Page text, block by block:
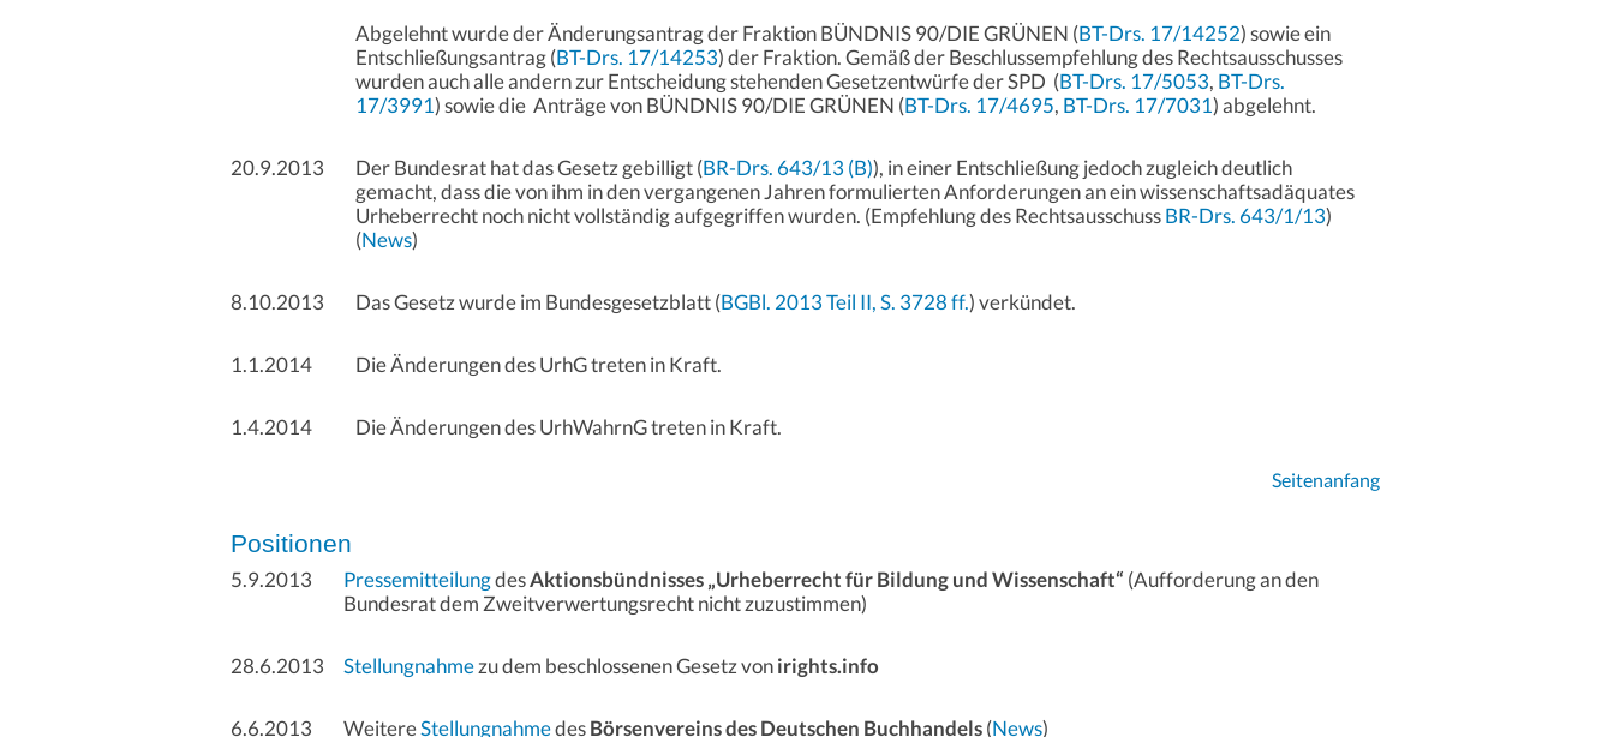
Abgelehnt wurde der Änderungsantrag der Fraktion BÜNDNIS 90/DIE GRÜNEN (BT-Drs. 17/14252) sowie ein
Entschließungsantrag (BT-Drs. 17/14253) der Fraktion. Gemäß der Beschlussempfehlung des Rechtsausschusses
wurden auch alle andern zur Entscheidung stehenden Gesetzentwürfe der SPD (BT-Drs. 17/5053, BT-Drs.
17/3991) sowie die Anträge von BÜNDNIS 90/DIE GRÜNEN (BT-Drs. 17/4695, BT-Drs. 17/7031) abgelehnt.
20.9.2013 Der Bundesrat hat das Gesetz gebilligt (BR-Drs. 643/13 (B)), in einer Entschließung jedoch zugleich deutlich
gemacht, dass die von ihm in den vergangenen Jahren formulierten Anforderungen an ein wissenschaftsadäquates
Urheberrecht noch nicht vollständig aufgegriffen wurden. (Empfehlung des RechtsausschussBR-Drs. 643/1/13)
(News)
8.10.2013 Das Gesetz wurde im Bundesgesetzblatt (BGBl. 2013 Teil II, S. 3728 ff.) verkündet.
1.1.2014 Die Änderungen des UrhG treten in Kraft.
1.4.2014 Die Änderungen des UrhWahrnG treten in Kraft.
Seitenanfang
Positionen
5.9.2013 PressemitteilungdesAktionsbündnisses „Urheberrecht für Bildung und Wissenschaft“ (Aufforderung an den
Bundesrat dem Zweitverwertungsrecht nicht zuzustimmen)
28.6.2013 Stellungnahmezu dem beschlossenen Gesetz vonirights.info
6.6.2013 WeitereStellungnahmedesBörsenvereins des Deutschen Buchhandels(News)